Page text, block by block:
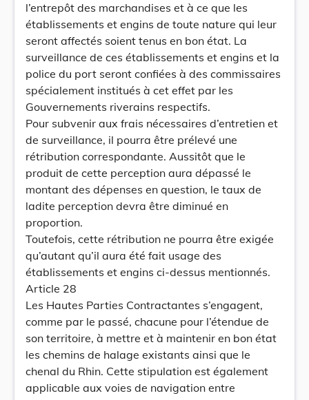
l’entrepôt des marchandises et à ce que les
établissements et engins de toute nature qui leur
seront affectés soient tenus en bon état. La
surveillance de ces établissements et engins et la
police du port seront confiées à des commissaires
spécialement institués à cet effet par les
Gouvernements riverains respectifs.
Pour subvenir aux frais nécessaires d’entretien et
de surveillance, il pourra être prélevé une
rétribution correspondante. Aussitôt que le
produit de cette perception aura dépassé le
montant des dépenses en question, le taux de
ladite perception devra être diminué en
proportion.
Toutefois, cette rétribution ne pourra être exigée
qu’autant qu’il aura été fait usage des
établissements et engins ci-dessus mentionnés.
Article 28
Les Hautes Parties Contractantes s’engagent,
comme par le passé, chacune pour l’étendue de
son territoire, à mettre et à maintenir en bon état
les chemins de halage existants ainsi que le
chenal du Rhin. Cette stipulation est également
applicable aux voies de navigation entre